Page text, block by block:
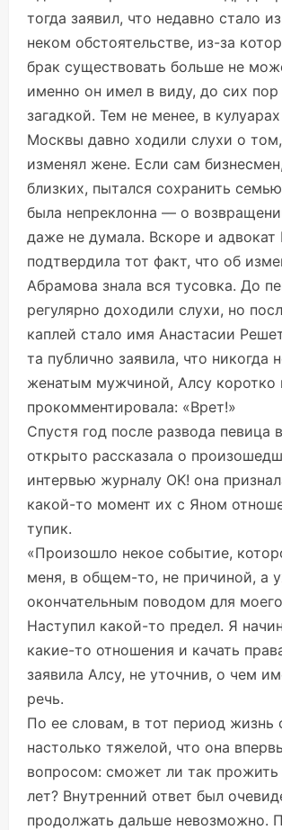
тогда заявил, что недавно стало
неком обстоятельстве, из-за
брак существовать больше не
именно он имел в виду, до сих пор
загадкой. Тем не менее, в
Москвы давно ходили слухи о
изменял жене. Если сам
близких, пытался сохранить
была непреклонна — о
даже не думала. Вскоре и адвокат
подтвердила тот факт, что об
Абрамова знала вся тусовка. До
регулярно доходили слухи, но
каплей стало имя Анастасии
та публично заявила, что никогда
женатым мужчиной, Алсу коротко
прокомментировала: «Врет!»
Спустя год после развода певица
открыто рассказала о
интервью журналу OK! она
какой-то момент их с Яном
тупик.
«Произошло некое событие,
меня, в общем-то, не причиной, а
окончательным поводом для
Наступил какой-то предел. Я
какие-то отношения и качать
заявила Алсу, не уточнив, о чем
речь.
По ее словам, в тот период жизнь
настолько тяжелой, что она
вопросом: сможет ли так
лет? Внутренний ответ был
продолжать дальше невозможно.